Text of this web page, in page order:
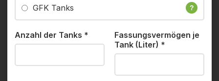
GFK Tanks ?
Anzahl der Tanks *
Fassungsvermögen je
Tank (Liter) *